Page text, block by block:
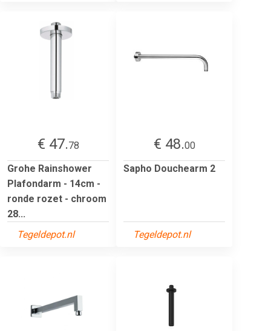
€ 47.78
Grohe Rainshower
Plafondarm - 14cm -
ronde rozet - chroom
28...
Tegeldepot.nl
€ 48.00
Sapho Douchearm 2
Tegeldepot.nl